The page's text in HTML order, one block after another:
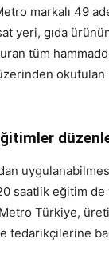
markalı 49
yeri, gıda
tüm
okutulan
uygulanabilmesi
saatlik eğitim de
Türkiye,
tedarikçilerine